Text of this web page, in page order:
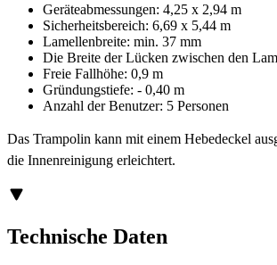
Geräteabmessungen: 4,25 x 2,94 m
Sicherheitsbereich: 6,69 x 5,44 m
Lamellenbreite: min. 37 mm
Die Breite der Lücken zwischen den
Freie Fallhöhe: 0,9 m
Gründungstiefe: - 0,40 m
Anzahl der Benutzer: 5 Personen
Das Trampolin kann mit einem Hebedeckel
die Innenreinigung erleichtert.
Technische Daten